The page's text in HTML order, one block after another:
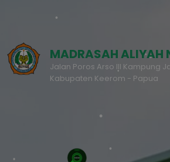
MADRASAH ALIYAH
Jalan Poros Arso III Kampung
Kabupaten Keerom - Papua